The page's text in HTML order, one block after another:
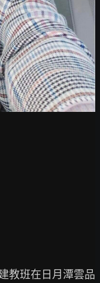
教班在日月潭雲品